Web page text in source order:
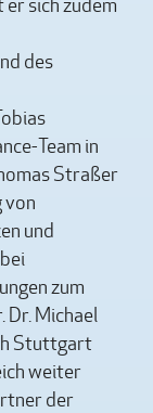
sich zudem
des
Team in
Straßer
von
und
zum
Dr. Michael
Stuttgart
weiter
der